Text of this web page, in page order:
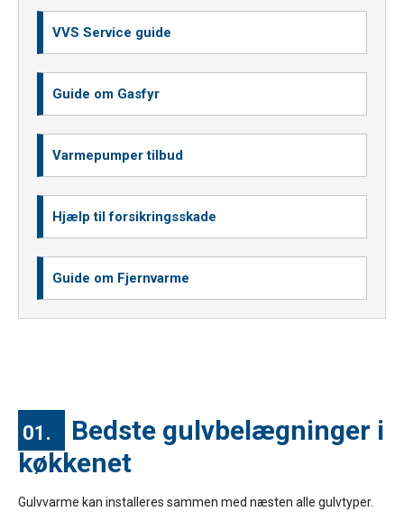
VVS Service guide
Guide om Gasfyr
Varmepumper tilbud
Hjælp til forsikringsskade
Guide om Fjernvarme
01.
Bedste gulvbelægninger i
køkkenet
Gulvvarme kan installeres sammen med næsten alle gulvtyper.